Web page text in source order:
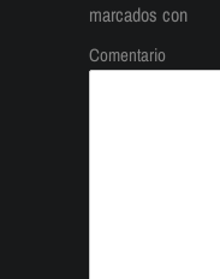
marcados con
Comentario